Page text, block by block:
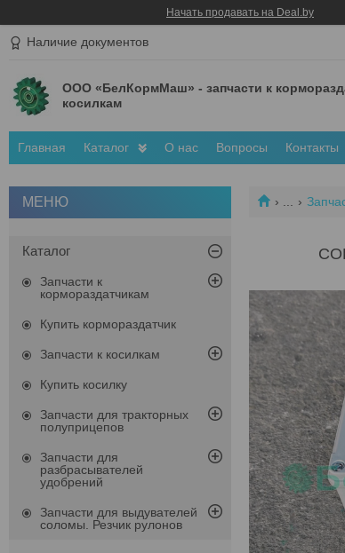
Начать продавать на Deal.by
Наличие документов
ООО «БелКормМаш» - запчасти к
косилкам
Главная Каталог О нас Вопросы Контакты
Каталог
Запчасти к
кормораздатчикам
Купить кормораздатчик
Запчасти к косилкам
Купить косилку
Запчасти для тракторных
полуприцепов
Запчасти для
разбрасывателей
удобрений
Запчасти для выдувателей
соломы. Резчик рулонов